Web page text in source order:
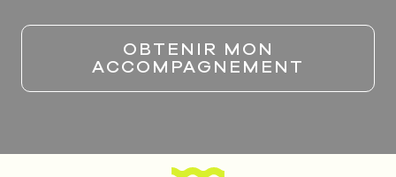
OBTENIR MON
ACCOMPAGNEMENT